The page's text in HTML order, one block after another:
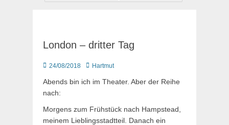
London – dritter Tag
Posted
24/08/2018 AutorHartmut
Abends bin ich im Theater. Aber der Reihe
nach:
Morgens zum Frühstück nach Hampstead,
meinem Lieblingsstadtteil. Danach ein